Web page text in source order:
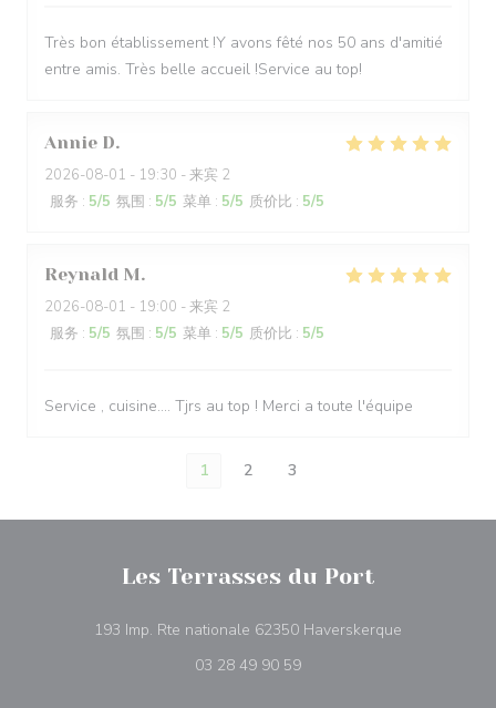
Très bon établissement !Y avons fêté nos 50 ans d'amitié
entre amis. Très belle accueil !Service au top!
Annie D
2026-08-01 - 19:30 - 来宾 2
服务 : 5/5 氛围 : 5/5 菜单 : 5/5 质价比 : 5/5
Reynald M
2026-08-01 - 19:00 - 来宾 2
服务 : 5/5 氛围 : 5/5 菜单 : 5/5 质价比 : 5/5
Service , cuisine.... Tjrs au top ! Merci a toute l'équipe
1 2 3
Les Terrasses du Port
193 Imp. Rte nationale 62350 Haverskerque
03 28 49 90 59